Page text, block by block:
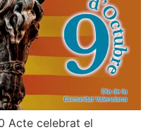
Acte celebrat el